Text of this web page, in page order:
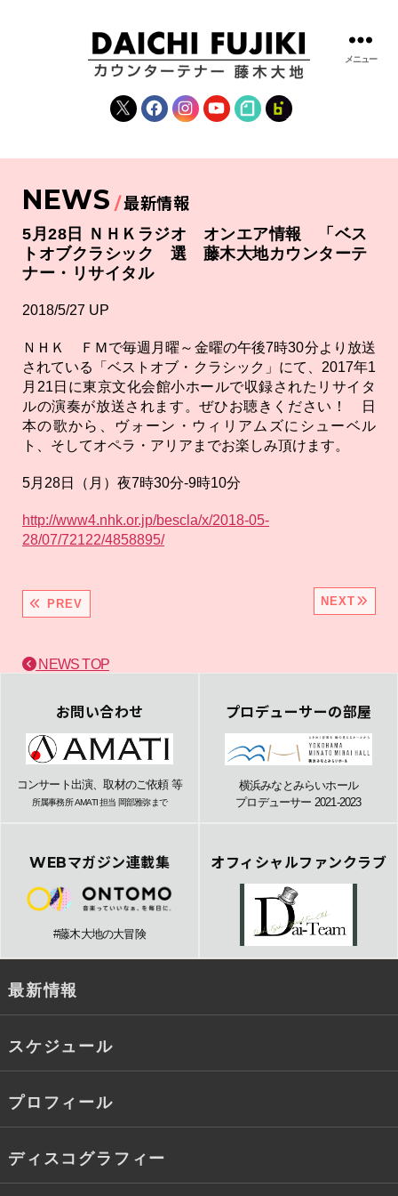
木
大
|
WEBSITE
X FacebookInstagramYouTube
note fanclub
メニュー
NEWS 最新情報
5月28日 ＮＨＫラジオ オンエア情報 「ベス
トオブクラシック 選 藤木大地カウンターテ
ナー・リサイタル
2018/5/27 UP
ＮＨＫ ＦＭで毎週月曜～金曜の午後7時30分より放送
されている「ベストオブ・クラシック」にて、2017年1
月21日に東京文化会館小ホールで収録されたリサイタ
ルの演奏が放送されます。ぜひお聴きください！ 日
本の歌から、ヴォーン・ウィリアムズにシューベル
ト、そしてオペラ・アリアまでお楽しみ頂けます。
5月28日（月）夜7時30分-9時10分
http://www4.nhk.or.jp/bescla/x/2018-05-
28/07/72122/4858895/
PREV NEXT
NEWS TOP
お問い合わせ
コンサート出演、取材のご依頼 等
所属事務所 AMATI 担当 岡部雅弥まで
プロデューサーの部屋
横浜みなとみらいホール
プロデューサー 2021-2023
WEBマガジン連載集
#藤木大地の大冒険
オフィシャルファンクラブ
最新情報
スケジュール
プロフィール
ディスコグラフィー